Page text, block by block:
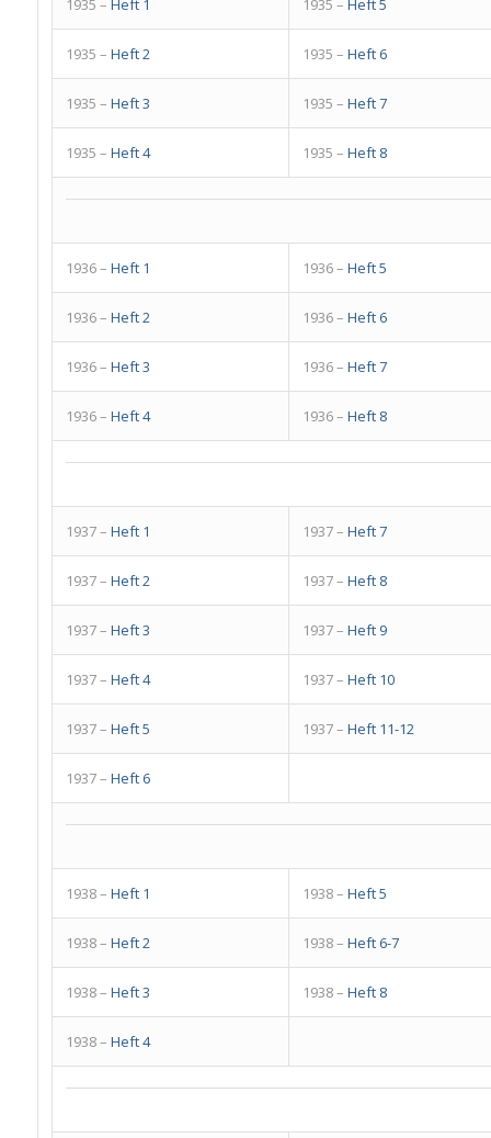
1935 – Heft 1 1935 – Heft 5
1935 – Heft 2 1935 – Heft 6
1935 – Heft 3 1935 – Heft 7
1935 – Heft 4 1935 – Heft 8
1936 – Heft 1 1936 – Heft 5
1936 – Heft 2 1936 – Heft 6
1936 – Heft 3 1936 – Heft 7
1936 – Heft 4 1936 – Heft 8
1937 – Heft 1 1937 – Heft 7
1937 – Heft 2 1937 – Heft 8
1937 – Heft 3 1937 – Heft 9
1937 – Heft 4 1937 – Heft 10
1937 – Heft 5 1937 – Heft 11-12
1937 – Heft 6
1938 – Heft 1 1938 – Heft 5
1938 – Heft 2 1938 – Heft 6-7
1938 – Heft 3 1938 – Heft 8
1938 – Heft 4